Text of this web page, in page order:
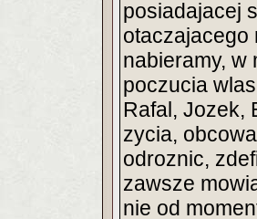
posiadajacej
otaczajacego
nabieramy, w
poczucia
Rafal, Jozek,
zycia,
odroznic,
zawsze
nie od